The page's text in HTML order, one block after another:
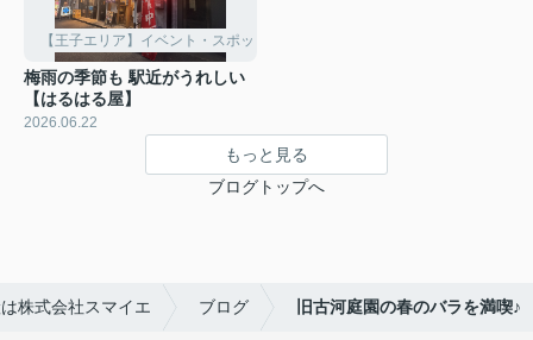
【王子エリア】イベント・スポット
梅雨の季節も 駅近がうれしい
【はるはる屋】
2026.06.22
もっと見る
ブログトップへ
株式会社スマイエ ブログ 旧古河庭園の春のバラを満喫♪